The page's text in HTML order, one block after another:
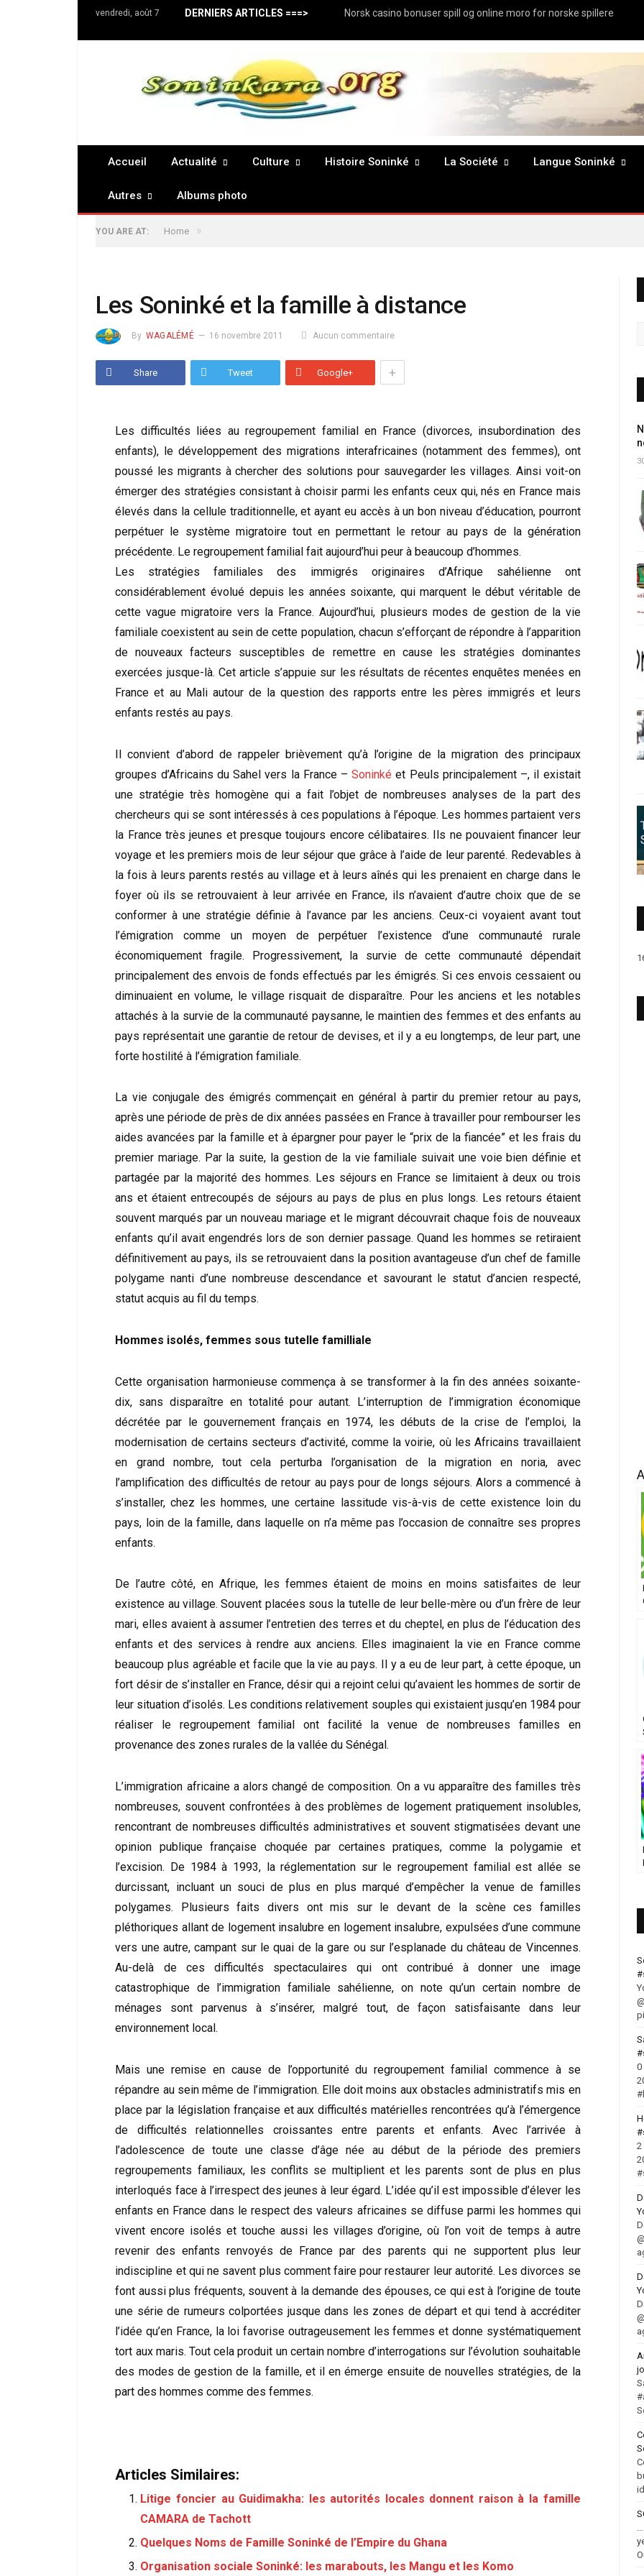
vendredi, août 7 DERNIERS ARTICLES ===> Norsk casino bonuser spill og online moro for norske spillere
Accueil Actualité Culture Histoire Soninké La Société Langue Soninké
Autres Albums photo
YOU ARE AT: Home »
Les Soninké et la famille à distance
By WAGALÉMÉ 16 novembre 2011 Aucun commentaire
Share Tweet Google+ +
Les difficultés liées au regroupement familial en France (divorces, insubordination des
enfants), le développement des migrations interafricaines (notamment des femmes), ont
poussé les migrants à chercher des solutions pour sauvegarder les villages. Ainsi voit-on
émerger des stratégies consistant à choisir parmi les enfants ceux qui, nés en France mais
élevés dans la cellule traditionnelle, et ayant eu accès à un bon niveau d’éducation, pourront
perpétuer le système migratoire tout en permettant le retour au pays de la génération
précédente. Le regroupement familial fait aujourd’hui peur à beaucoup d’hommes.
Les stratégies familiales des immigrés originaires d’Afrique sahélienne ont
considérablement évolué depuis les années soixante, qui marquent le début véritable de
cette vague migratoire vers la France. Aujourd’hui, plusieurs modes de gestion de la vie
familiale coexistent au sein de cette population, chacun s’efforçant de répondre à l’apparition
de nouveaux facteurs susceptibles de remettre en cause les stratégies dominantes
exercées jusque-là. Cet article s’appuie sur les résultats de récentes enquêtes menées en
France et au Mali autour de la question des rapports entre les pères immigrés et leurs
enfants restés au pays.
Il convient d’abord de rappeler brièvement qu’à l’origine de la migration des principaux
groupes d’Africains du Sahel vers la France –Soninké et Peuls principalement –, il existait
une stratégie très homogène qui a fait l’objet de nombreuses analyses de la part des
chercheurs qui se sont intéressés à ces populations à l’époque. Les hommes partaient vers
la France très jeunes et presque toujours encore célibataires. Ils ne pouvaient financer leur
voyage et les premiers mois de leur séjour que grâce à l’aide de leur parenté. Redevables à
la fois à leurs parents restés au village et à leurs aînés qui les prenaient en charge dans le
foyer où ils se retrouvaient à leur arrivée en France, ils n’avaient d’autre choix que de se
conformer à une stratégie définie à l’avance par les anciens. Ceux-ci voyaient avant tout
l’émigration comme un moyen de perpétuer l’existence d’une communauté rurale
économiquement fragile. Progressivement, la survie de cette communauté dépendait
principalement des envois de fonds effectués par les émigrés. Si ces envois cessaient ou
diminuaient en volume, le village risquait de disparaître. Pour les anciens et les notables
attachés à la survie de la communauté paysanne, le maintien des femmes et des enfants au
pays représentait une garantie de retour de devises, et il y a eu longtemps, de leur part, une
forte hostilité à l’émigration familiale.
La vie conjugale des émigrés commençait en général à partir du premier retour au pays,
après une période de près de dix années passées en France à travailler pour rembourser les
aides avancées par la famille et à épargner pour payer le “prix de la fiancée” et les frais du
premier mariage. Par la suite, la gestion de la vie familiale suivait une voie bien définie et
partagée par la majorité des hommes. Les séjours en France se limitaient à deux ou trois
ans et étaient entrecoupés de séjours au pays de plus en plus longs. Les retours étaient
souvent marqués par un nouveau mariage et le migrant découvrait chaque fois de nouveaux
enfants qu’il avait engendrés lors de son dernier passage. Quand les hommes se retiraient
définitivement au pays, ils se retrouvaient dans la position avantageuse d’un chef de famille
polygame nanti d’une nombreuse descendance et savourant le statut d’ancien respecté,
statut acquis au fil du temps.
Hommes isolés, femmes sous tutelle familliale
Cette organisation harmonieuse commença à se transformer à la fin des années soixante-
dix, sans disparaître en totalité pour autant. L’interruption de l’immigration économique
décrétée par le gouvernement français en 1974, les débuts de la crise de l’emploi, la
modernisation de certains secteurs d’activité, comme la voirie, où les Africains travaillaient
en grand nombre, tout cela perturba l’organisation de la migration en noria, avec
l’amplification des difficultés de retour au pays pour de longs séjours. Alors a commencé à
s’installer, chez les hommes, une certaine lassitude vis-à-vis de cette existence loin du
pays, loin de la famille, dans laquelle on n’a même pas l’occasion de connaître ses propres
enfants.
De l’autre côté, en Afrique, les femmes étaient de moins en moins satisfaites de leur
existence au village. Souvent placées sous la tutelle de leur belle-mère ou d’un frère de leur
mari, elles avaient à assumer l’entretien des terres et du cheptel, en plus de l’éducation des
enfants et des services à rendre aux anciens. Elles imaginaient la vie en France comme
beaucoup plus agréable et facile que la vie au pays. Il y a eu de leur part, à cette époque, un
fort désir de s’installer en France, désir qui a rejoint celui qu’avaient les hommes de sortir de
leur situation d’isolés. Les conditions relativement souples qui existaient jusqu’en 1984 pour
réaliser le regroupement familial ont facilité la venue de nombreuses familles en
provenance des zones rurales de la vallée du Sénégal.
L’immigration africaine a alors changé de composition. On a vu apparaître des familles très
nombreuses, souvent confrontées à des problèmes de logement pratiquement insolubles,
rencontrant de nombreuses difficultés administratives et souvent stigmatisées devant une
opinion publique française choquée par certaines pratiques, comme la polygamie et
l’excision. De 1984 à 1993, la réglementation sur le regroupement familial est allée se
durcissant, incluant un souci de plus en plus marqué d’empêcher la venue de familles
polygames. Plusieurs faits divers ont mis sur le devant de la scène ces familles
pléthoriques allant de logement insalubre en logement insalubre, expulsées d’une commune
vers une autre, campant sur le quai de la gare ou sur l’esplanade du château de Vincennes.
Au-delà de ces difficultés spectaculaires qui ont contribué à donner une image
catastrophique de l’immigration familiale sahélienne, on note qu’un certain nombre de
ménages sont parvenus à s’insérer, malgré tout, de façon satisfaisante dans leur
environnement local.
Mais une remise en cause de l’opportunité du regroupement familial commence à se
répandre au sein même de l’immigration. Elle doit moins aux obstacles administratifs mis en
place par la législation française et aux difficultés matérielles rencontrées qu’à l’émergence
de difficultés relationnelles croissantes entre parents et enfants. Avec l’arrivée à
l’adolescence de toute une classe d’âge née au début de la période des premiers
regroupements familiaux, les conflits se multiplient et les parents sont de plus en plus
interloqués face à l’irrespect des jeunes à leur égard. L’idée qu’il est impossible d’élever les
enfants en France dans le respect des valeurs africaines se diffuse parmi les hommes qui
vivent encore isolés et touche aussi les villages d’origine, où l’on voit de temps à autre
revenir des enfants renvoyés de France par des parents qui ne supportent plus leur
indiscipline et qui ne savent plus comment faire pour restaurer leur autorité. Les divorces se
font aussi plus fréquents, souvent à la demande des épouses, ce qui est à l’origine de toute
une série de rumeurs colportées jusque dans les zones de départ et qui tend à accréditer
l’idée qu’en France, la loi favorise outrageusement les femmes et donne systématiquement
tort aux maris. Tout cela produit un certain nombre d’interrogations sur l’évolution souhaitable
des modes de gestion de la famille, et il en émerge ensuite de nouvelles stratégies, de la
part des hommes comme des femmes.
Articles Similaires:
Litige foncier au Guidimakha: les autorités locales donnent raison à la famille
CAMARA de Tachott
Quelques Noms de Famille Soninké de l’Empire du Ghana
Organisation sociale Soninké: les marabouts, les Mangu et les Komo
0
2